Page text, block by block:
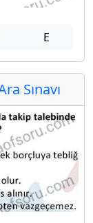
E
Sınavı